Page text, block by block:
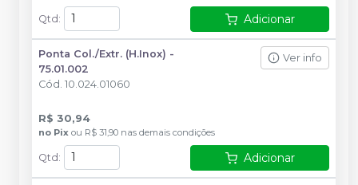
Qtd : Adicionar
Ponta Col./Extr. (H.Inox) -
75.01.002
Cód. 10.024.01060
Ver info
R$ 30,94
no Pix ou R$ 31,90 nas demais condições
Qtd : Adicionar